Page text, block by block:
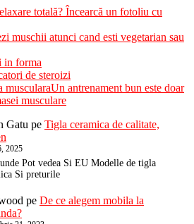
totală? Încearcă un fotoliu cu
muschii atunci cand esti vegetarian sau
in forma
de steroizi
Un antrenament bun este doar
musculare
Gatu pe Tigla ceramica de calitate,
2025
Pot vedea Si EU Modelle de tigla
Si preturile
pe De ce alegem mobila la